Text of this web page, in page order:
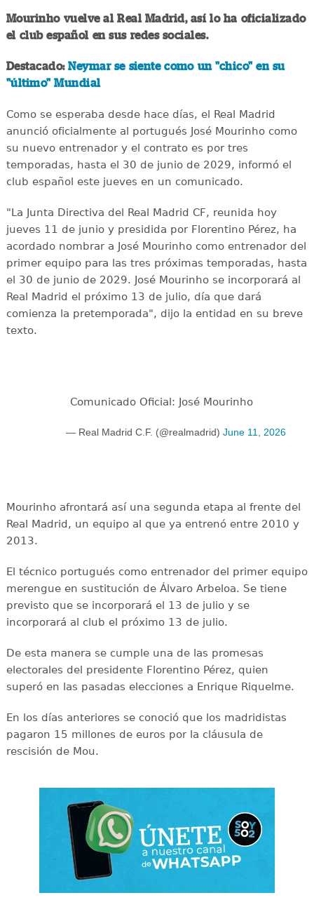
Mourinho vuelve al Real Madrid, así lo ha oficializado
el club español en sus redes sociales.
Destacado:Neymar se siente como un "chico" en su
"último" Mundial
Como se esperaba desde hace días, el Real Madrid
anunció oficialmente al portugués José Mourinho como
su nuevo entrenador y el contrato es por tres
temporadas, hasta el 30 de junio de 2029, informó el
club español este jueves en un comunicado.
"La Junta Directiva del Real Madrid CF, reunida hoy
jueves 11 de junio y presidida por Florentino Pérez, ha
acordado nombrar a José Mourinho como entrenador del
primer equipo para las tres próximas temporadas, hasta
el 30 de junio de 2029. José Mourinho se incorporará al
Real Madrid el próximo 13 de julio, día que dará
comienza la pretemporada", dijo la entidad en su breve
texto.
Comunicado Oficial: José Mourinho
— Real Madrid C.F. (@realmadrid) June 11, 2026
Mourinho afrontará así una segunda etapa al frente del
Real Madrid, un equipo al que ya entrenó entre 2010 y
2013.
El técnico portugués como entrenador del primer equipo
merengue en sustitución de Álvaro Arbeloa. Se tiene
previsto que se incorporará el 13 de julio y se
incorporará al club el próximo 13 de julio.
De esta manera se cumple una de las promesas
electorales del presidente Florentino Pérez, quien
superó en las pasadas elecciones a Enrique Riquelme.
En los días anteriores se conoció que los madridistas
pagaron 15 millones de euros por la cláusula de
rescisión de Mou.